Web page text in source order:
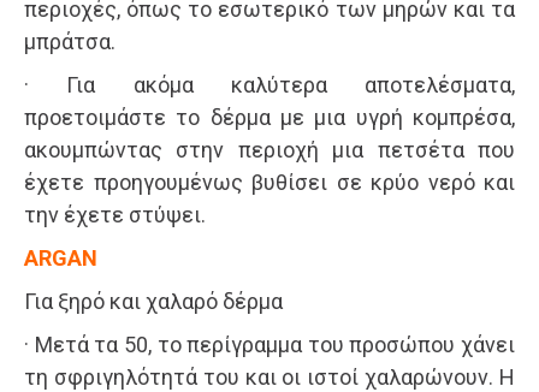
περιοχές, όπως το εσωτερικό των μηρών και τα
μπράτσα.
· Για ακόμα καλύτερα αποτελέσματα,
προετοιμάστε το δέρμα με μια υγρή κομπρέσα,
ακουμπώντας στην περιοχή μια πετσέτα που
έχετε προηγουμένως βυθίσει σε κρύο νερό και
την έχετε στύψει.
ΑRGAN
Για ξηρό και χαλαρό δέρμα
· Μετά τα 50, το περίγραμμα του προσώπου χάνει
τη σφριγηλότητά του και οι ιστοί χαλαρώνουν. Η